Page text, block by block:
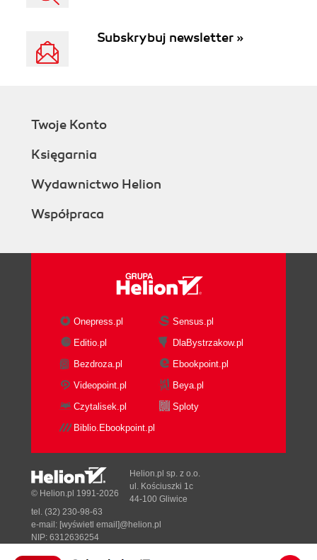
Subskrybuj newsletter »
Twoje Konto
Księgarnia
Wydawnictwo Helion
Współpraca
Onepress.pl
Sensus.pl
Editio.pl
DlaBystrzakow.pl
Bezdroza.pl
Ebookpoint.pl
Videopoint.pl
Beya.pl
Czytalisek.pl
Sploty
Biblio.Ebookpoint.pl
© Helion.pl 1991-2026
Helion.pl sp. z o.o.
ul. Kościuszki 1c
44-100 Gliwice
tel. (32) 230-98-63
e-mail: [wyświetl email]@helion.pl
NIP: 6312636254